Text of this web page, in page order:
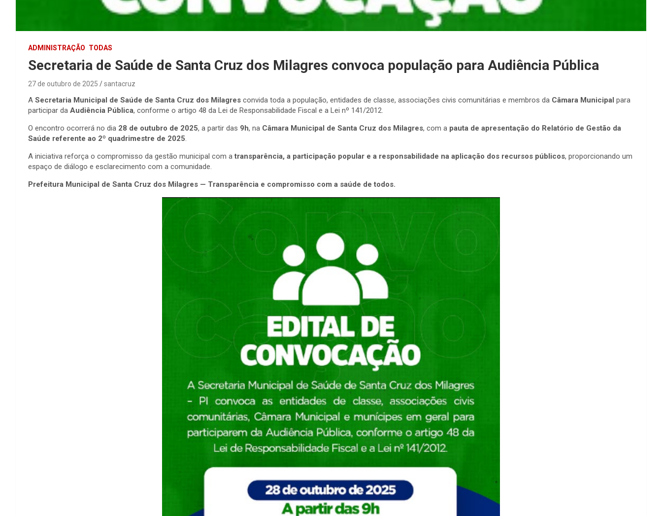
ADMINISTRAÇÃO TODAS
Secretaria de Saúde de Santa Cruz dos Milagres convoca população para Audiência Pública
27 de outubro de 2025 santacruz
A Secretaria Municipal de Saúde de Santa Cruz dos Milagres convida toda a população, entidades de classe, associações civis comunitárias e membros da Câmara Municipal para
participar da Audiência Pública, conforme o artigo 48 da Lei de Responsabilidade Fiscal e a Lei nº 141/2012.
O encontro ocorrerá no dia 28 de outubro de 2025, a partir das 9h, na Câmara Municipal de Santa Cruz dos Milagres, com a pauta de apresentação do Relatório de Gestão da
Saúde referente ao 2º quadrimestre de 2025.
A iniciativa reforça o compromisso da gestão municipal com atransparência, a participação popular e a responsabilidade na aplicação dos recursos públicos, proporcionando um
espaço de diálogo e esclarecimento com a comunidade.
Prefeitura Municipal de Santa Cruz dos Milagres — Transparência e compromisso com a saúde de todos.